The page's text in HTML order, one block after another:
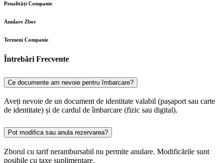
Penalități Companie
Anulare Zbor
Termeni Companie
Întrebări Frecvente
Ce documente am nevoie pentru îmbarcare?
Aveți nevoie de un document de identitate valabil (pașaport sau carte
de identitate) și de cardul de îmbarcare (fizic sau digital).
Pot modifica sau anula rezervarea?
Zborul cu tarif nerambursabil nu permite anulare. Modificările sunt
posibile cu taxe suplimentare.